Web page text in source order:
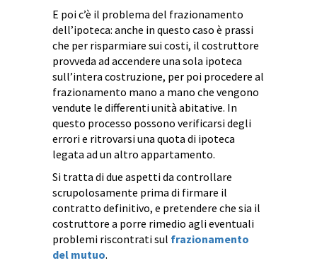
E poi c’è il problema del frazionamento
dell’ipoteca: anche in questo caso è prassi
che per risparmiare sui costi, il costruttore
provveda ad accendere una sola ipoteca
sull’intera costruzione, per poi procedere al
frazionamento mano a mano che vengono
vendute le differenti unità abitative. In
questo processo possono verificarsi degli
errori e ritrovarsi una quota di ipoteca
legata ad un altro appartamento.
Si tratta di due aspetti da controllare
scrupolosamente prima di firmare il
contratto definitivo, e pretendere che sia il
costruttore a porre rimedio agli eventuali
problemi riscontrati sul frazionamento
del mutuo.